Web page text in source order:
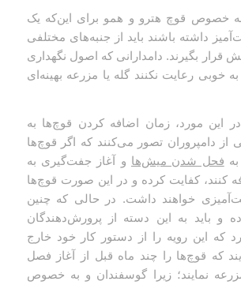
خصوص قوچ هترو و همو برای این‌که یک
داشته باشند باید از جنبه‌های مختلفی
قرار بگیرند. دامدارانی که اصول نگهداری
خوبی رعایت نکنند گله یا مزرعه بهینه‌ای
در این مورد، زمان اضافه کردن قوچ‌ها به
از دامپروران تصور می‌کنند که اگر قوچ‌ها
فحل شدن میش‌ها و آغاز جفت‌گیری به
کنند، کفایت کرده و در این صورت قوچ‌ها
خواهند داشت. در حالی که چنین
و باید به این دسته از پرورش‌دهندگان
که این رویه را از دستور کار خود خارج
که قوچ‌ها را چند ماه قبل از آغاز فصل
نمایند؛ زیرا گوسفندان و به خصوص